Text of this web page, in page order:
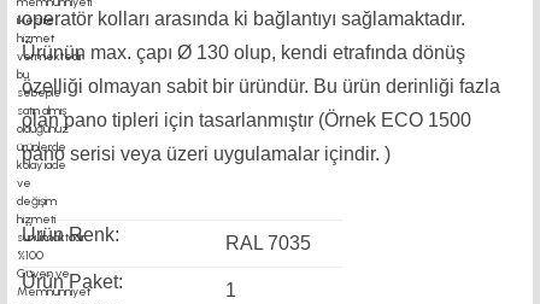
operatör kolları arasında ki bağlantıyı sağlamaktadır.
Ürünün max. çapı Ø 130 olup, kendi etrafında dönüş
özelliği olmayan sabit bir üründür. Bu ürün derinliği fazla
olan pano tipleri için tasarlanmıştır (Örnek ECO 1500
pano serisi veya üzeri uygulamalar içindir. )
Ürün Renk:
RAL 7035
Ürün Paket:
1